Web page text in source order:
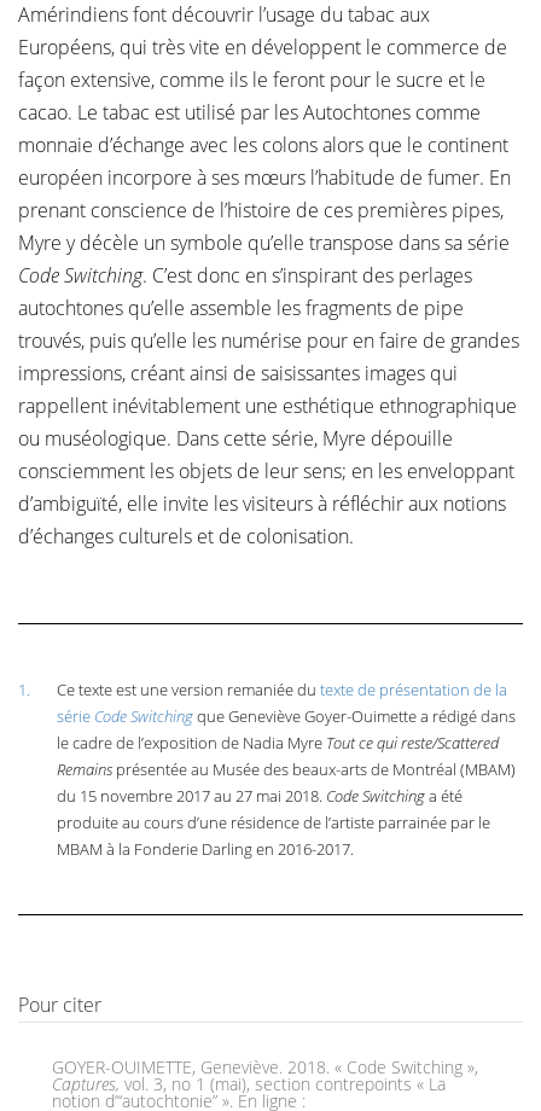
Amérindiens font découvrir l’usage du tabac aux
Européens, qui très vite en développent le commerce de
façon extensive, comme ils le feront pour le sucre et le
cacao. Le tabac est utilisé par les Autochtones comme
monnaie d’échange avec les colons alors que le continent
européen incorpore à ses mœurs l’habitude de fumer. En
prenant conscience de l’histoire de ces premières pipes,
Myre y décèle un symbole qu’elle transpose dans sa série
Code Switching. C’est donc en s’inspirant des perlages
autochtones qu’elle assemble les fragments de pipe
trouvés, puis qu’elle les numérise pour en faire de grandes
impressions, créant ainsi de saisissantes images qui
rappellent inévitablement une esthétique ethnographique
ou muséologique. Dans cette série, Myre dépouille
consciemment les objets de leur sens; en les enveloppant
d’ambiguïté, elle invite les visiteurs à réfléchir aux notions
d’échanges culturels et de colonisation.
1. Ce texte est une version remaniée dutexte de présentation de la
série Code Switchingque Geneviève Goyer-Ouimette a rédigé dans
le cadre de l’exposition de Nadia Myre Tout ce qui reste/Scattered
Remains présentée au Musée des beaux-arts de Montréal (MBAM)
du 15 novembre 2017 au 27 mai 2018. Code Switchinga été
produite au cours d’une résidence de l’artiste parrainée par le
MBAM à la Fonderie Darling en 2016-2017.
Pour citer
GOYER-OUIMETTE, Geneviève. 2018. « Code Switching »,
Captures, vol. 3, no 1 (mai), section contrepoints « La
notion d’“autochtonie” ». En ligne :